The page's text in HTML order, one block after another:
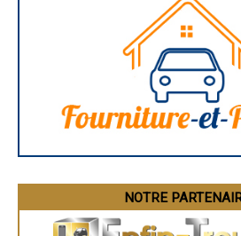
- Entreprise de rénovation immobilière
- Entreprise de rénovation
- Entreprise de rénovation
- Entreprise de rénovation
- Entreprise de rénovation
- Entreprise de rénovation
- Entreprise de rénovation immobilière à
- Entreprise de rénovation
- Entreprise de rénovation
- Entreprise de rénovation
- Entreprise de rénovation
- Entreprise de rénovation immobilière à
- Entreprise de rénovation
Saint-Brieuc
Besançon
Évreux
Brest
NOTRE